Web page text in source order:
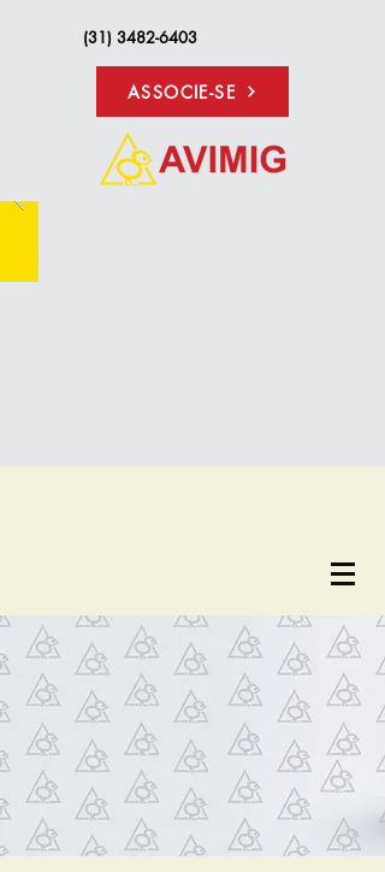
(31) 3482-6403
ASSOCIE-SE